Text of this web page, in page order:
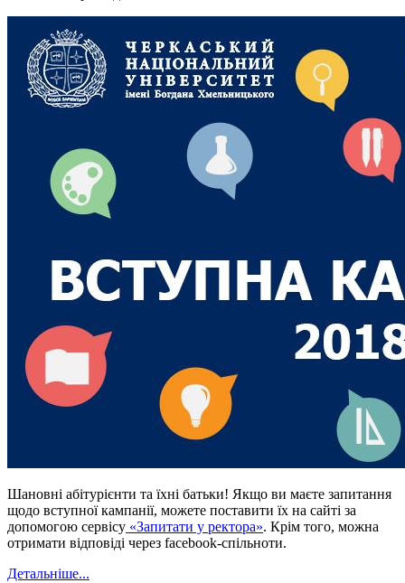
Шановні абітурієнти та їхні батьки! Якщо ви маєте запитання
щодо вступної кампанії, можете поставити їх на сайті за
допомогою сервісу «Запитати у ректора». Крім того, можна
отримати відповіді через facebook-спільноти.
Детальніше...